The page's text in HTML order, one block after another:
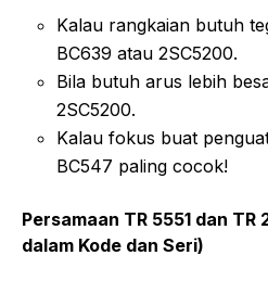
Kalau rangkaian butuh
BC639 atau 2SC5200.
Bila butuh arus lebih
2SC5200.
Kalau fokus buat
BC547 paling cocok!
Persamaan TR 5551 dan TR
dalam Kode dan Seri)